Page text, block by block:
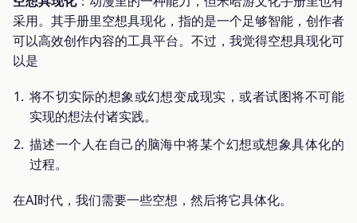
采用。其手册里空想具现化，指的是一个足够智能，创作者
可以高效创作内容的工具平台。不过，我觉得空想具现化可
以是
将不切实际的想象或幻想变成现实，或者试图将不可能
实现的想法付诸实践。
描述一个人在自己的脑海中将某个幻想或想象具体化的
过程。
在AI时代，我们需要一些空想，然后将它具体化。